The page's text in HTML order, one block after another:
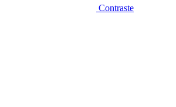
Contraste